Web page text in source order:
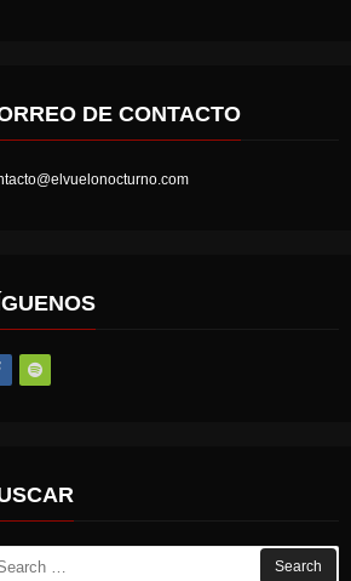
DE CONTACTO